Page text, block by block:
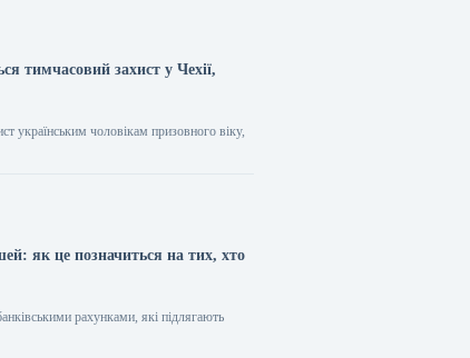
тимчасовий захист у Чехії,
українським чоловікам призовного віку,
як це позначиться на тих, хто
рахунками, які підлягають